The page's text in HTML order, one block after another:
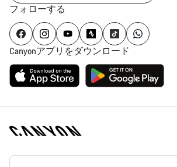
フォローする
Canyonアプリをダウンロード
[footer.linksList.title]